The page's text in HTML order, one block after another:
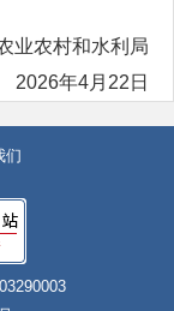
业农村和水利局
2026年4月22日
们